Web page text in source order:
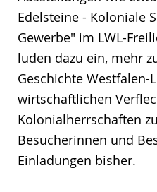
Edelsteine - Koloniale
Gewerbe" im LWL-
luden dazu ein, mehr
Geschichte Westfalen-
wirtschaftlichen
Kolonialherrschaften
Besucherinnen und
Einladungen bisher.